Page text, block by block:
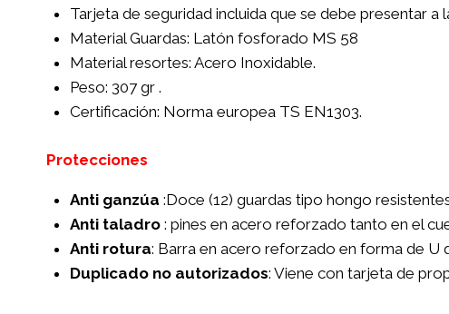
Tarjeta de seguridad incluida que se debe presentar a
Material Guardas: Latón fosforado MS 58
Material resortes: Acero Inoxidable.
Peso: 307 gr .
Certificación: Norma europea TS EN1303.
Protecciones
Anti ganzúa :Doce (12) guardas tipo hongo
Anti taladro: pines en acero reforzado tanto en el
Anti rotura: Barra en acero reforzado en forma de
Duplicado no autorizados: Viene con tarjeta de